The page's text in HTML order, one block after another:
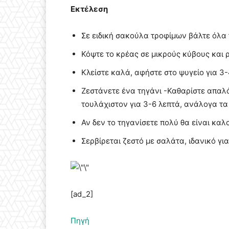
Εκτέλεση
Σε ειδική σακούλα τροφίμων βάλτε
Κόψτε το κρέας σε μικρούς κύβους και
Κλείστε καλά, αφήστε στο ψυγείο για
Ζεστάνετε ένα τηγάνι -Καθαρίστε
τουλάχιστον για 3-6 λεπτά, ανάλογα
Αν δεν το τηγανίσετε πολύ θα είναι
Σερβίρεται ζεστό με σαλάτα, ιδανικό
[ad_2]
Πηγή